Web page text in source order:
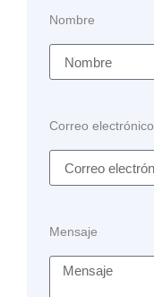
Nombre
Correo electrónico
Mensaje